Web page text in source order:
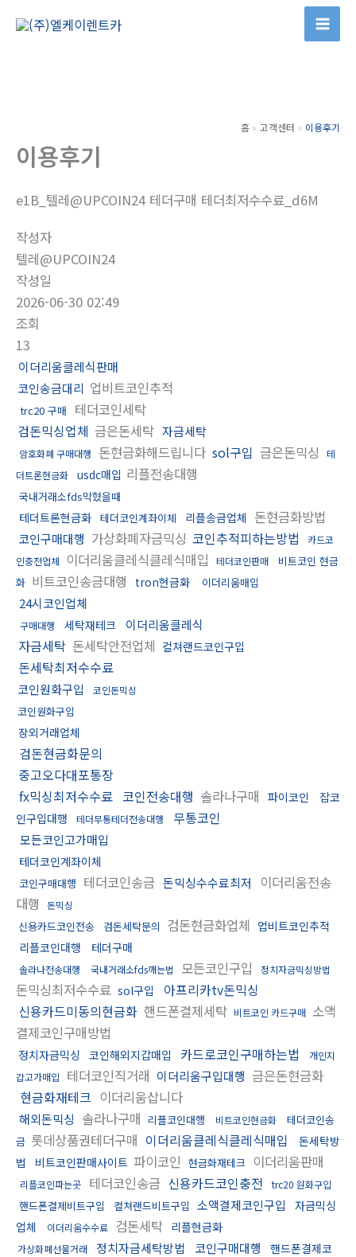
홈 고객센터 이용후기
이용후기
e1B_텔레@UPCOIN24 테더구매 테더최저수수료_d6M
작성자
텔레@UPCOIN24
작성일
2026-06-30 02:49
조회
13
이더리움클레식판매
코인송금대리 업비트코인추적
trc20 구매
테더코인세탁
검돈믹싱업체 금은돈세탁 자금세탁
암호화폐 구매대행 돈현금화해드립니다 sol구입 금은돈믹싱
테
더트론현금화
usdc매입 리플전송대행
국내거래소fds막혔을때
테더트론현금화 테더코인계좌이체 리플송금업체 돈현금화방법
코인구매대행 가상화폐자금믹싱 코인추적피하는방법
카드코
인충전업체
이더리움클레식클레식매입 테더코인판매
비트코인 현금
화 비트코인송금대행 tron현금화 이더리움매입
24시코인업체
구매대행 세탁재테크 이더리움클레식
자금세탁 돈세탁안전업체 컬쳐랜드코인구입
돈세탁최저수수료
코인원화구입 코인돈믹싱
코인원화구입
장외거래업체
검돈현금화문의
중고오다대포통장
fx믹싱최저수수료 코인전송대행 솔라나구매 파이코인
잡코
인구입대행
테더무통테더전송대행 무통코인
모든코인고가매입
테더코인계좌이체
코인구매대행 테더코인송금 돈믹싱수수료최저
이더리움전송
대행
돈믹싱
신용카드코인전송 검돈세탁문의 검돈현금화업체 업비트코인추적
리플코인대행
테더구매
솔라나전송대행 국내거래소fds깨는법 모든코인구입 정치자금믹싱방법
돈믹싱최저수수료 sol구입
아프리카tv돈믹싱
신용카드미동의현금화 핸드폰결제세탁 비트코인 카드구매 소액
결제코인구매방법
정치자금믹싱 코인해외지갑매입 카드로코인구매하는법
개인지
갑고가매입
테더코인직거래 이더리움구입대행 금은돈현금화
현금화재테크 이더리움삽니다
해외돈믹싱 솔라나구매 리플코인대행 비트코인현금화
테더코인송
금 롯데상품권테더구매 이더리움클레식클레식매입
돈세탁방
법
비트코인판매사이트 파이코인 현금화재테크 이더리움판매
리플코인파는곳 테더코인송금 신용카드코인충전 trc20 원화구입
핸드폰결제비트구입 컬쳐랜드비트구입 소액결제코인구입
자금믹싱
업체
이더리움수수료 검돈세탁 리플현금화
가상화폐선물거래 정치자금세탁방법 코인구매대행
핸드폰결제코